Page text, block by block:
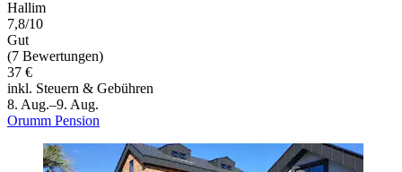
Hallim
7,8/10
Gut
(7 Bewertungen)
37 €
inkl. Steuern & Gebühren
8. Aug.–9. Aug.
Orumm Pension